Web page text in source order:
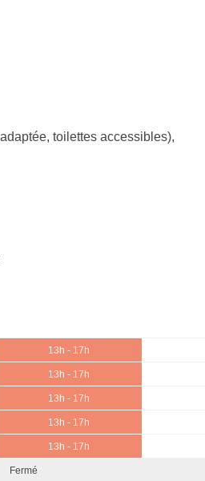
toilettes accessibles),
13h - 17h
13h - 17h
13h - 17h
13h - 17h
13h - 17h
Fermé